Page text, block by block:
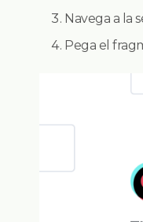
Navega a la
Pega el